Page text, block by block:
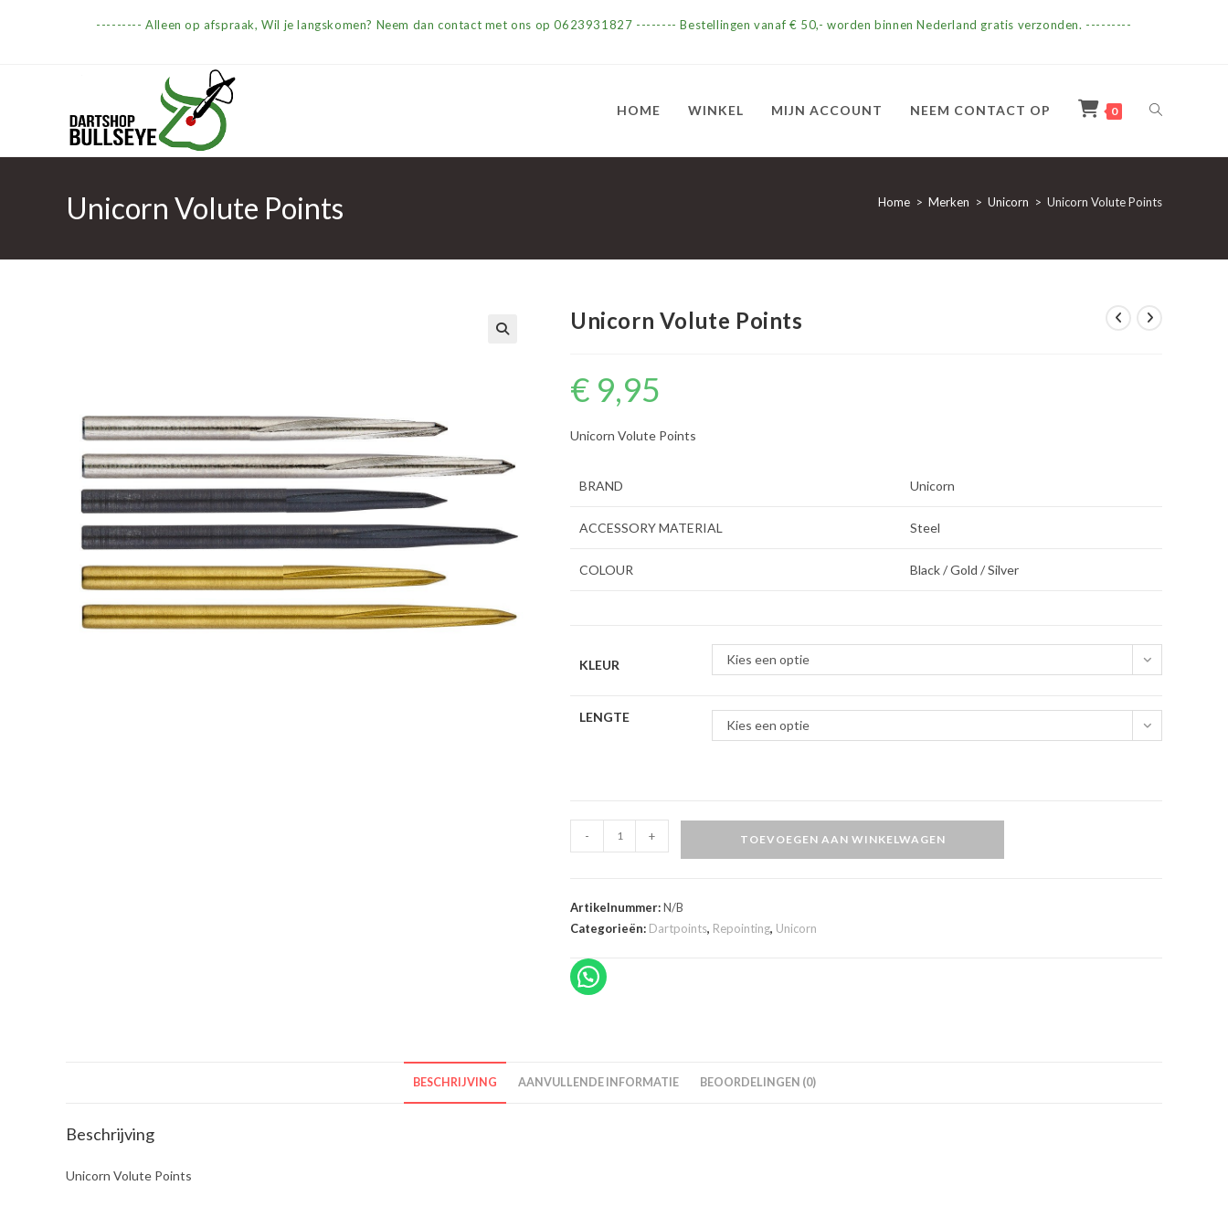
--------- Alleen op afspraak, Wil je langskomen? Neem dan contact met ons op 0623931827 -------- Bestellingen vanaf € 50,- worden binnen Nederland gratis verzonden. ---------
HOME WINKEL MIJN ACCOUNT NEEM CONTACT OP 0 TOGGLE
SITE
Unicorn Volute Points Home > Merken > Unicorn > Unicorn Volute Points
Unicorn Volute Points
€ 9,95
Unicorn Volute Points
BRAND Unicorn
ACCESSORY MATERIAL Steel
COLOUR Black / Gold / Silver
KLEUR Kies een optie
LENGTE
Kies een optie
Volute
- + TOEVOEGEN AAN WINKELWAGEN
Artikelnummer:N/B
Categorieën: Dartpoints, Repointing, Unicorn
BESCHRIJVING AANVULLENDE INFORMATIE BEOORDELINGEN (0)
Beschrijving
Unicorn Volute Points